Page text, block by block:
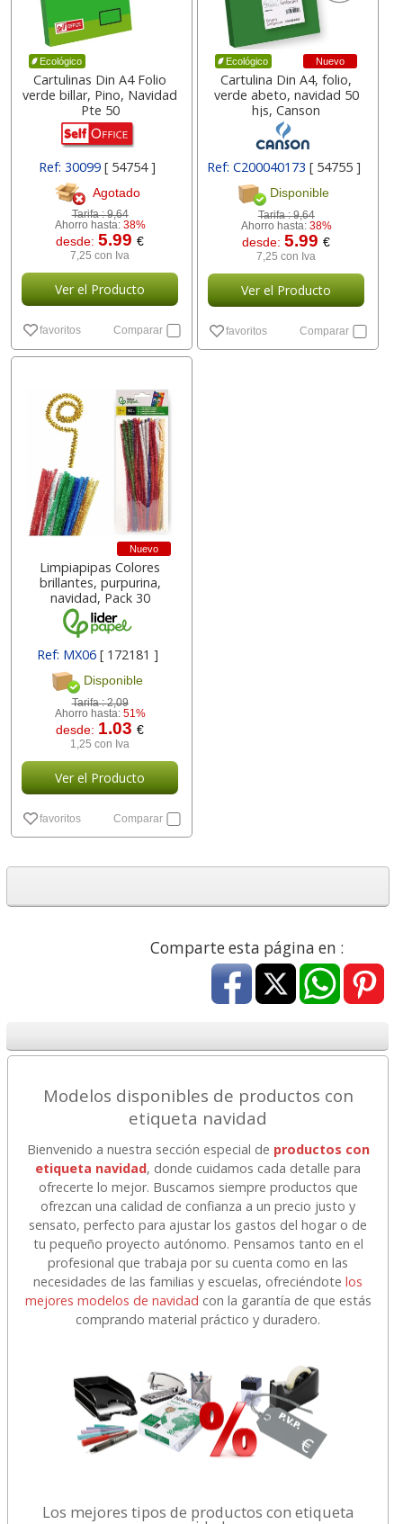
Ecológico
Cartulinas Din A4 Folio
verde billar, Pino, Navidad
Pte 50
Ref: 30099[ 54754 ]
Agotado
Tarifa :9,64
Ahorro hasta: 38%
desde:5.99€
7,25 con Iva
Ver el Producto
favoritos Comparar
Ecológico Nuevo
Cartulina Din A4, folio,
verde abeto, navidad 50
hjs, Canson
Ref: C200040173 [ 54755 ]
Disponible
Tarifa :9,64
Ahorro hasta: 38%
desde:5.99€
7,25 con Iva
Ver el Producto
favoritos Comparar
Nuevo
Limpiapipas Colores
brillantes, purpurina,
navidad, Pack 30
Ref: MX06 [ 172181 ]
Disponible
Tarifa :2,09
Ahorro hasta: 51%
desde: 1.03€
1,25 con Iva
Ver el Producto
favoritos Comparar
Comparte esta página en :
Modelos disponibles de productos con
etiqueta navidad
Bienvenido a nuestra sección especial de productos con
etiqueta navidad, donde cuidamos cada detalle para
ofrecerte lo mejor. Buscamos siempre productos que
ofrezcan una calidad de confianza a un precio justo y
sensato, perfecto para ajustar los gastos del hogar o de
tu pequeño proyecto autónomo. Pensamos tanto en el
profesional que trabaja por su cuenta como en las
necesidades de las familias y escuelas, ofreciéndotelos
mejores modelos de navidad con la garantía de que estás
comprando material práctico y duradero.
Los mejores tipos de productos con etiqueta